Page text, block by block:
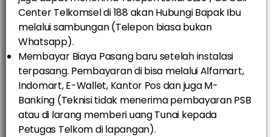
Center Telkomsel di 188 akan Hubungi Bapak Ibu
melalui sambungan (Telepon biasa bukan
Whatsapp).
Membayar Biaya Pasang baru setelah instalasi
terpasang. Pembayaran di bisa melalui Alfamart,
Indomart, E-Wallet, Kantor Pos dan juga M-
Banking (Teknisi tidak menerima pembayaran PSB
atau di larang memberi uang Tunai kepada
Petugas Telkom di lapangan).